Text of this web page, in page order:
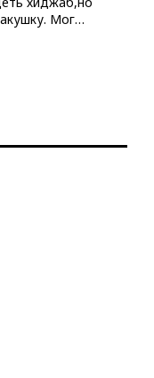
Мог…